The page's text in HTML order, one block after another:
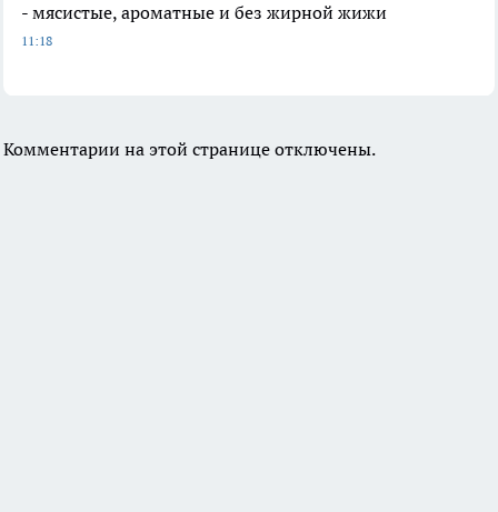
- мясистые, ароматные и без жирной жижи
11:18
Комментарии на этой странице отключены.